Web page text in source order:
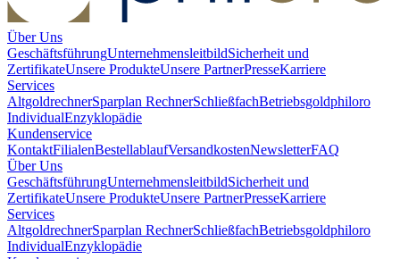
Über Uns
GeschäftsführungUnternehmensleitbildSicherheit und
ZertifikateUnsere ProdukteUnsere PartnerPresseKarriere
Services
AltgoldrechnerSparplan RechnerSchließfachBetriebsgoldphiloro
IndividualEnzyklopädie
Kundenservice
KontaktFilialenBestellablaufVersandkostenNewsletterFAQ
Über Uns
GeschäftsführungUnternehmensleitbildSicherheit und
ZertifikateUnsere ProdukteUnsere PartnerPresseKarriere
Services
AltgoldrechnerSparplan RechnerSchließfachBetriebsgoldphiloro
IndividualEnzyklopädie